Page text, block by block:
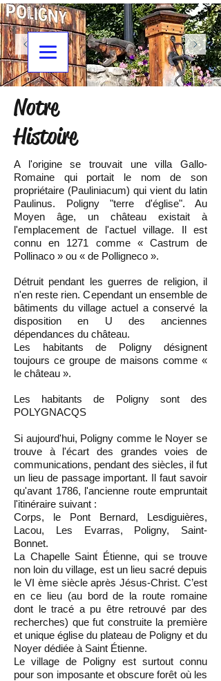
Notre
Histoire
A l'origine se trouvait une villa Gallo-
Romaine qui portait le nom de son
propriétaire (Pauliniacum) qui vient du latin
Paulinus. Poligny "terre d'église". Au
Moyen âge, un château existait à
l'emplacement de l'actuel village. Il est
connu en 1271 comme « Castrum de
Pollinaco » ou « de Polligneco ».
Détruit pendant les guerres de religion, il
n'en reste rien. Cependant un ensemble de
bâtiments du village actuel a conservé la
disposition en U des anciennes
dépendances du château.
Les habitants de Poligny désignent
toujours ce groupe de maisons comme «
le château ».
Les habitants de Poligny sont des
POLYGNACQS
Si aujourd'hui, Poligny comme le Noyer se
trouve à l'écart des grandes voies de
communications, pendant des siècles, il fut
un lieu de passage important. Il faut savoir
qu'avant 1786, l'ancienne route empruntait
l'itinéraire suivant :
Corps, le Pont Bernard, Lesdiguières,
Lacou, Les Evarras, Poligny, Saint-
Bonnet.
La Chapelle Saint Étienne, qui se trouve
non loin du village, est un lieu sacré depuis
le VI ème siècle après Jésus-Christ. C’est
en ce lieu (au bord de la route romaine
dont le tracé a pu être retrouvé par des
recherches) que fut construite la première
et unique église du plateau de Poligny et du
Noyer dédiée à Saint Étienne.
Le village de Poligny est surtout connu
pour son imposante et obscure forêt où les